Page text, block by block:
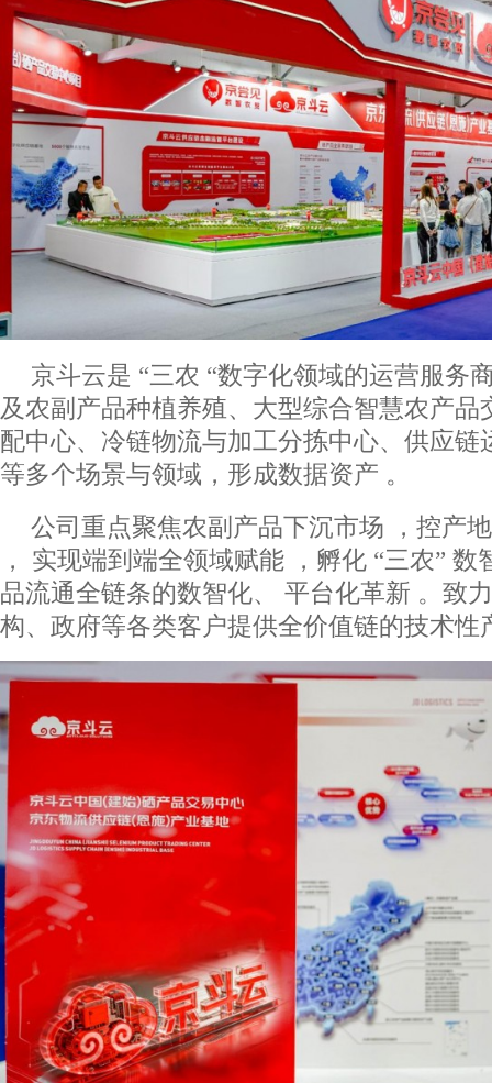
京斗云是 “三农 “数字化领域的运营服务
及农副产品种植养殖、大型综合智慧农产品
配中心、冷链物流与加工分拣中心、供应链
等多个场景与领域，形成数据资产 。
公司重点聚焦农副产品下沉市场 ，控产
， 实现端到端全领域赋能 ，孵化 “三农”
品流通全链条的数智化、 平台化革新 。致
构、政府等各类客户提供全价值链的技术性